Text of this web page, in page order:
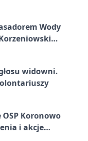
Wody
widowni.
Koronowo
i akcje